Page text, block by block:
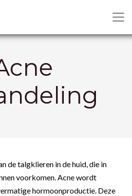
de talgklieren in de huid, die in
voorkomen. Acne wordt
hormoonproductie. Deze